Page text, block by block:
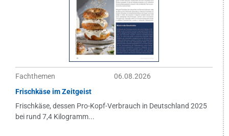
Fachthemen
06.08.2026
Frischkäse im Zeitgeist
Frischkäse, dessen Pro-Kopf-Verbrauch in Deutschland 2025
bei rund 7,4 Kilogramm...